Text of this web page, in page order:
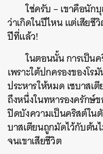
ใช่ครับ – เขาคือนัก
ว่าเกิดในปีไหน แต่เสียชี
ปีที่แล้ว!
ในตอนนั้น การเป็น
เพราะใต้ปกครองของโ
ประหารให้หมด เซบาสเ
ถึงหนึ่งในทหารองครักษ์
ปิดบังความเป็นคริสต์ใน
บาสเตียนถูกมัดไว้กับต้น
จนเขาเสียชีวิต